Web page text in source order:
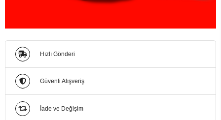
Hızlı Gönderi
Güvenli Alışveriş
İade ve Değişim